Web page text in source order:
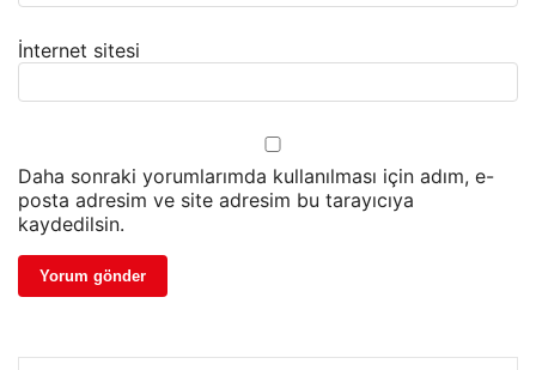
İnternet sitesi
Daha sonraki yorumlarımda kullanılması için adım, e-
posta adresim ve site adresim bu tarayıcıya
kaydedilsin.